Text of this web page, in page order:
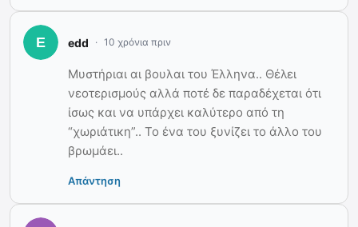
edd 10 χρόνια πριν
Μυστήριαι αι βουλαι του Έλληνα.. Θέλει
νεοτερισμούς αλλά ποτέ δε παραδέχεται ότι
ίσως και να υπάρχει καλύτερο από τη
“χωριάτικη”.. Το ένα του ξυνίζει το άλλο του
βρωμάει..
Απάντηση